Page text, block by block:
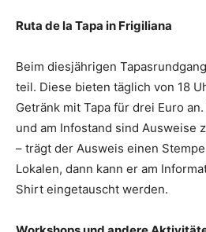
Ruta de la Tapa in Frigiliana
Beim diesjährigen
teil. Diese bieten täglich von 18
Getränk mit Tapa für drei Euro
und am Infostand sind Ausweise
– trägt der Ausweis einen
Lokalen, dann kann er am
Shirt eingetauscht werden.